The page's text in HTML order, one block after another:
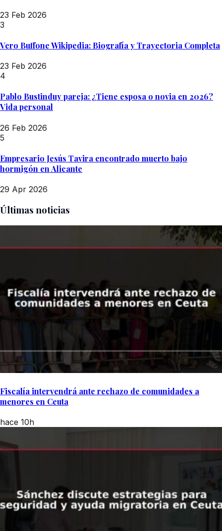
23 Feb 2026
3
Vero Buffone Wikipedia: Biografía y Trayectoria Completa
23 Feb 2026
4
Pablo Bustinduy pareja: ¿Tiene esposa o novia en 2026?
Vida personal
26 Feb 2026
5
Empresario Jesús Tavira encontrado muerto bajo
hormigón en Alicante
29 Apr 2026
Últimas noticias
Fiscalía intervendrá ante rechazo de comunidades a
menores en Ceuta
hace 10h